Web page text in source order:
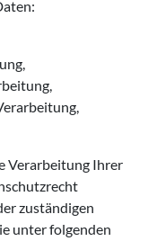
Verarbeitung Ihrer
zuständigen
unter folgenden